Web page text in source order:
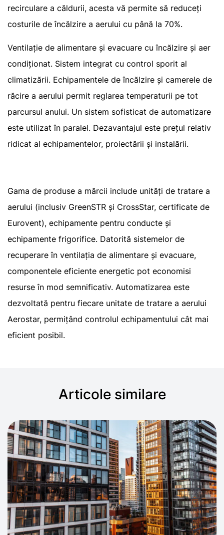
recirculare a căldurii, acesta vă permite să reduceți
costurile de încălzire a aerului cu până la 70%.
Ventilație de alimentare și evacuare cu încălzire și aer
condiționat. Sistem integrat cu control sporit al
climatizării. Echipamentele de încălzire și camerele de
răcire a aerului permit reglarea temperaturii pe tot
parcursul anului. Un sistem sofisticat de automatizare
este utilizat în paralel. Dezavantajul este prețul relativ
ridicat al echipamentelor, proiectării și instalării.
Gama de produse a mărcii include unități de tratare a
aerului (inclusiv GreenSTR și CrossStar, certificate de
Eurovent), echipamente pentru conducte și
echipamente frigorifice. Datorită sistemelor de
recuperare în ventilația de alimentare și evacuare,
componentele eficiente energetic pot economisi
resurse în mod semnificativ. Automatizarea este
dezvoltată pentru fiecare unitate de tratare a aerului
Aerostar, permițând controlul echipamentului cât mai
eficient posibil.
Articole similare